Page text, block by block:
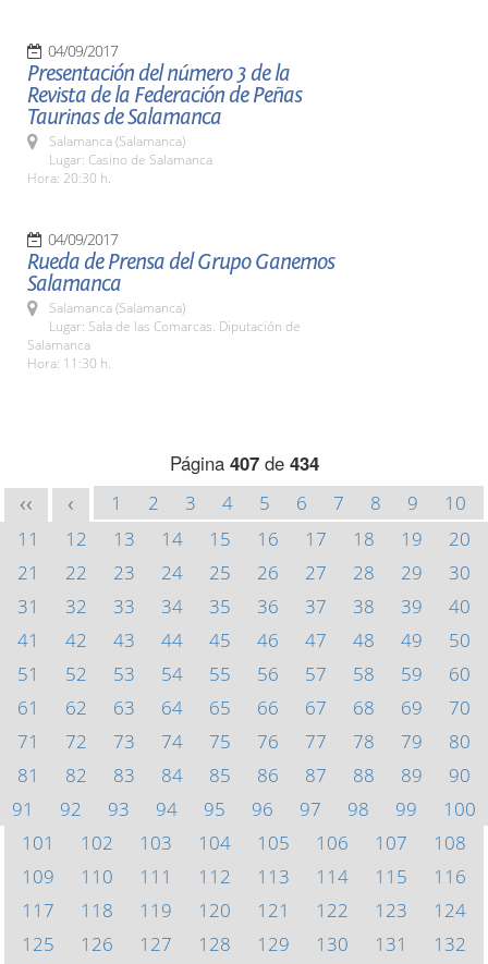
04/09/2017
Presentación del número 3 de la
Revista de la Federación de Peñas
Taurinas de Salamanca
Salamanca (Salamanca)
Lugar: Casino de Salamanca
Hora: 20:30 h.
04/09/2017
Rueda de Prensa del Grupo Ganemos
Salamanca
Salamanca (Salamanca)
Lugar: Sala de las Comarcas. Diputación de
Salamanca
Hora: 11:30 h.
Página 407de 434
<< < 1 2 3 4 5 6 7 8 9
10
11
12 13 14 15 16 17 18 19
20
21
22 23 24 25 26 27 28 29
30
31
32 33 34 35 36 37 38 39
40
41
42 43 44 45 46 47 48 49
50
51
52 53 54 55 56 57 58 59
60
61
62 63 64 65 66 67 68 69
70
71
72 73 74 75 76 77 78 79
80
81
82 83 84 85 86 87 88 89
90
91
92 93 94 95 96 97 98 99
100
101
102 103 104 105 106 107
108
109
110 111 112 113 114 115
116
117
118 119 120 121 122 123
124
125
126 127 128 129 130 131
132